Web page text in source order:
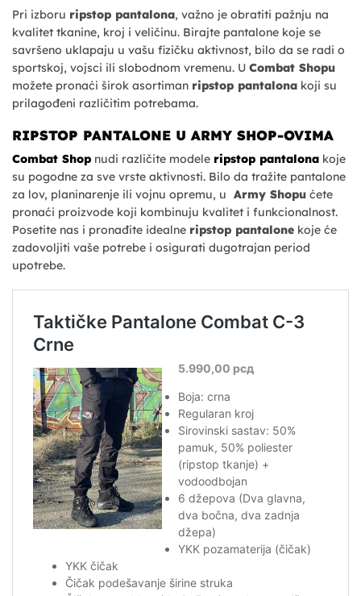
Pri izboru ripstop pantalona, važno je obratiti pažnju na
kvalitet tkanine, kroj i veličinu. Birajte pantalone koje se
savršeno uklapaju u vašu fizičku aktivnost, bilo da se radi o
sportskoj, vojsci ili slobodnom vremenu. U Combat Shopu
možete pronaći širok asortiman ripstop pantalona koji su
prilagođeni različitim potrebama.
RIPSTOP PANTALONE U ARMY SHOP-OVIMA
Combat Shop nudi različite modele ripstop pantalona koje
su pogodne za sve vrste aktivnosti. Bilo da tražite pantalone
za lov, planinarenje ili vojnu opremu, u Army Shopu ćete
pronaći proizvode koji kombinuju kvalitet i funkcionalnost.
Posetite nas i pronađite idealne ripstop pantalone koje će
zadovoljiti vaše potrebe i osigurati dugotrajan period
upotrebe.